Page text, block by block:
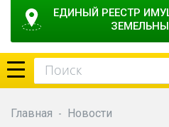
ЕДИНЫЙ РЕЕСТР
Главная - Новости